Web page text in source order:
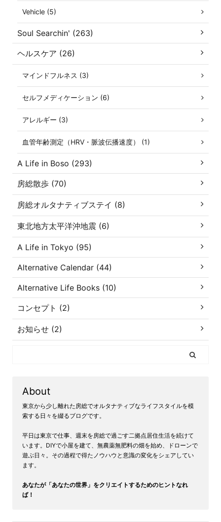
Vehicle (5)
Soul Searchin' (263)
ヘルスケア (26)
マインドフルネス (3)
セルフメディケーション (6)
アレルギー (3)
血管年齢測定（HRV・脈波伝播速度） (1)
A Life in Boso (293)
房総散歩 (70)
房総オルタナティブステイ (8)
東北地方太平洋沖地震 (6)
A Life in Tokyo (95)
Alternative Calendar (44)
Alternative Life Books (10)
コンセプト (2)
お知らせ (2)
About
東京から少し離れた房総でオルタナティブなライフスタイルを模
索する日々を綴るブログです。
平日は東京で仕事、週末を房総で過ごす二拠点居住生活を続けて
います。DIYで小屋を建て、無農薬無肥料の畑を始め、ドローンで
遊ぶ日々。その過程で得たノウハウと意識の変化をシェアしてい
ます。
あなたが「あなたの世界」をクリエイトするためのヒントなれ
ば！